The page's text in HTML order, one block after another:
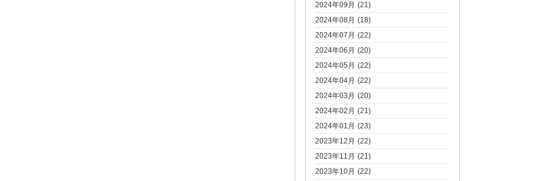
2024年09月 (21)
2024年08月 (18)
2024年07月 (22)
2024年06月 (20)
2024年05月 (22)
2024年04月 (22)
2024年03月 (20)
2024年02月 (21)
2024年01月 (23)
2023年12月 (22)
2023年11月 (21)
2023年10月 (22)